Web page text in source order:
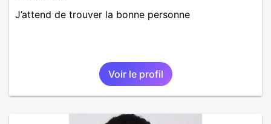
J’attend de trouver la bonne personne
Voir le profil